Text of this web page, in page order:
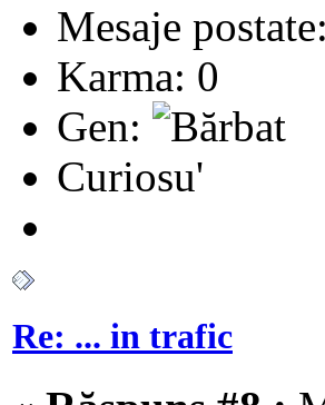
Mesaje
Karma: 0
Gen:
Curiosu'
Re: ... in trafic